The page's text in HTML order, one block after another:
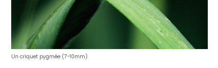
Un criquet pygmée (7-10mm)